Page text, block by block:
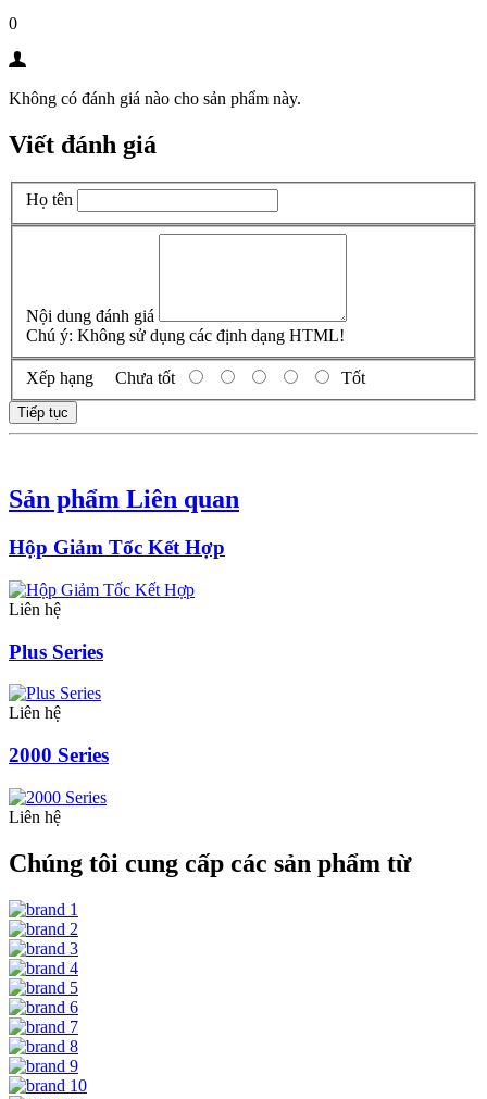
0
Không có đánh giá nào cho sản phẩm này.
Viết đánh giá
Họ tên
Nội dung đánh giá
Chú ý: Không sử dụng các định dạng HTML!
Xếp hạng Chưa tốt Tốt
Tiếp tục
Sản phẩm Liên quan
Hộp Giảm Tốc Kết Hợp
Liên hệ
Plus Series
Liên hệ
2000 Series
Liên hệ
Chúng tôi cung cấp các sản phẩm từ